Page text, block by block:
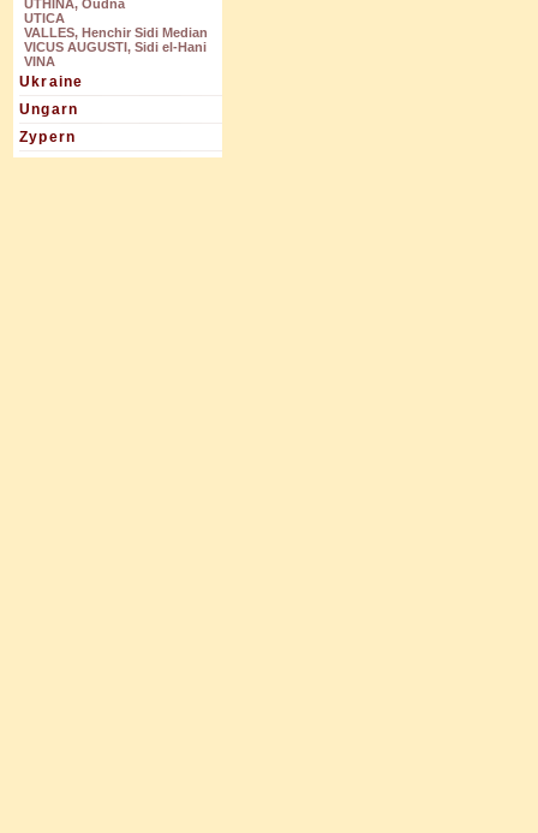
UTHINA, Oudna
UTICA
VALLES, Henchir Sidi Median
VICUS AUGUSTI, Sidi el-Hani
VINA
Ukraine
Ungarn
Zypern